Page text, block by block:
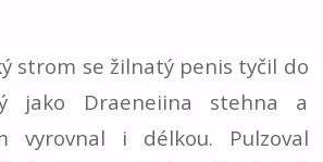
strom se žilnatý penis tyčil do
jako Draeneiina stehna a
vyrovnal i délkou. Pulzoval